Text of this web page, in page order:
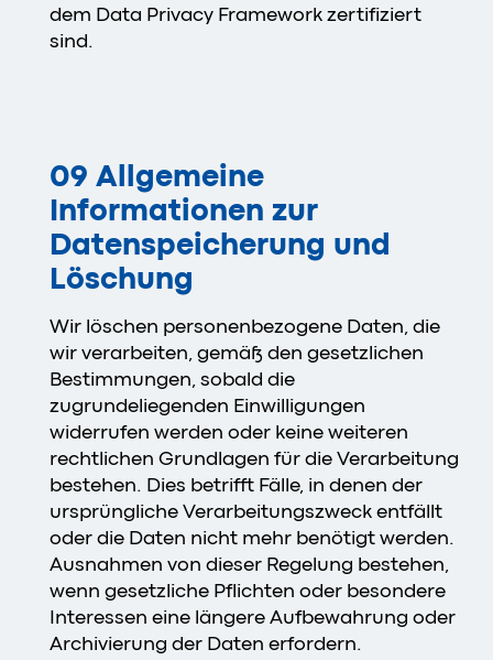
dem Data Privacy Framework zertifiziert
sind.
09 Allgemeine
Informationen zur
Datenspeicherung und
Löschung
Wir löschen personenbezogene Daten, die
wir verarbeiten, gemäß den gesetzlichen
Bestimmungen, sobald die
zugrundeliegenden Einwilligungen
widerrufen werden oder keine weiteren
rechtlichen Grundlagen für die Verarbeitung
bestehen. Dies betrifft Fälle, in denen der
ursprüngliche Verarbeitungszweck entfällt
oder die Daten nicht mehr benötigt werden.
Ausnahmen von dieser Regelung bestehen,
wenn gesetzliche Pflichten oder besondere
Interessen eine längere Aufbewahrung oder
Archivierung der Daten erfordern.